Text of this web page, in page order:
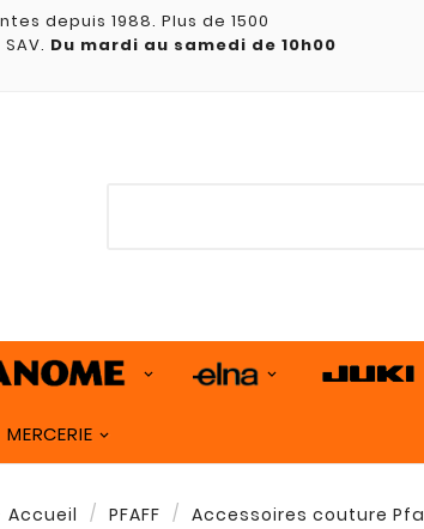
depuis 1988. Plus de 1500
Du mardi au samedi de 10h00
Accueil PFAFF Accessoires couture